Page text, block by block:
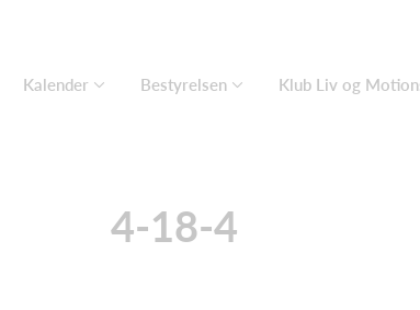
Kalender Bestyrelsen Klub Liv og
4-18-4